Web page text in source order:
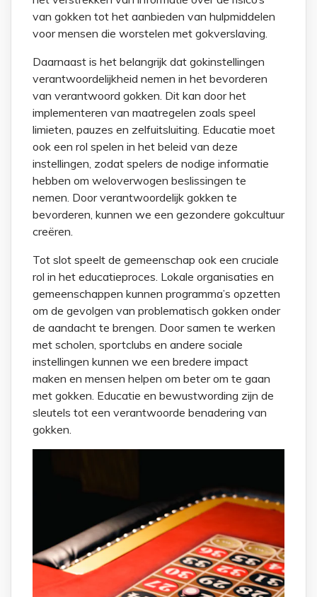
van gokken tot het aanbieden van hulpmiddelen
voor mensen die worstelen met gokverslaving.
Daarnaast is het belangrijk dat gokinstellingen
verantwoordelijkheid nemen in het bevorderen
van verantwoord gokken. Dit kan door het
implementeren van maatregelen zoals speel
limieten, pauzes en zelfuitsluiting. Educatie moet
ook een rol spelen in het beleid van deze
instellingen, zodat spelers de nodige informatie
hebben om weloverwogen beslissingen te
nemen. Door verantwoordelijk gokken te
bevorderen, kunnen we een gezondere gokcultuur
creëren.
Tot slot speelt de gemeenschap ook een cruciale
rol in het educatieproces. Lokale organisaties en
gemeenschappen kunnen programma’s opzetten
om de gevolgen van problematisch gokken onder
de aandacht te brengen. Door samen te werken
met scholen, sportclubs en andere sociale
instellingen kunnen we een bredere impact
maken en mensen helpen om beter om te gaan
met gokken. Educatie en bewustwording zijn de
sleutels tot een verantwoorde benadering van
gokken.